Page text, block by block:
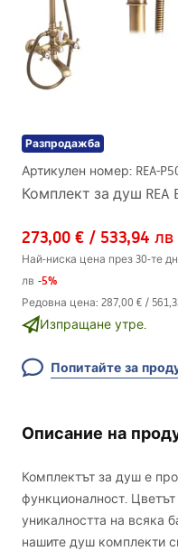
Разпродажба
Артикулен номер: REA-
Комплект за душ REA
273,00 € / 533,94 лв
Най-ниска цена през 30-те
лв -5%
Редовна цена: 287,00 € /
Изпращане утре.
Попитайте за
Описание на
Комплектът за душ е
функционалност.
уникалността на всяка
нашите душ комплекти